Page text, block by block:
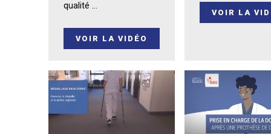
qualité ...
VOIR LA VIDÉO
VOIR LA